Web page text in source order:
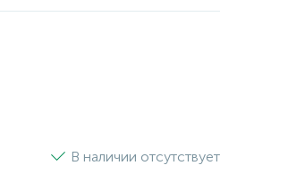
В наличии отсутствует